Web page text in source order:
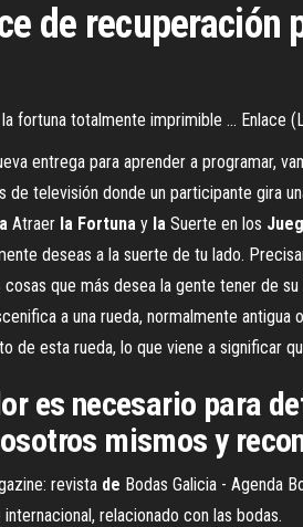
de recuperación
fortuna totalmente imprimible ... Enlace
entrega para aprender a programar,
de televisión donde un participante gira
Atraer la Fortuna y la Suerte en los
deseas a la suerte de tu lado.
cosas que más desea la gente tener de su
a una rueda, normalmente
de esta rueda, lo que viene a significar
es necesario para
mismos y
revista de Bodas Galicia - Agenda
internacional, relacionado con las bodas.